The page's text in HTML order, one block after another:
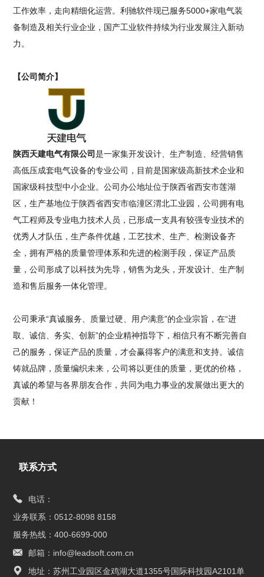
工作效率，走向精细化运营。利驰软件现已服务5000+家电气装
备制造及相关行业企业，国产工业软件持续为行业发展注入新动
力。
【公司简介】
陕西天建电气有限公司是一家集开发设计、生产制造、经营销售
高低压成套电气设备的专业公司，目前是国家级高新技术企业和
国家级科技型中小企业。公司办公地址位于陕西省西安市莲湖
区，生产基地位于陕西省西安市临潼区渭北工业园，公司拥有电
气工程师及专业电力技术人员，已形成一支具有较强专业技术的
优秀人才队伍，生产条件优越，工艺技术、生产、检测设备齐
全，拥有严格的质量管理体系和先进的检测手段，保证产品质
量，公司形成了以科技为先导，销售为龙头，开发设计、生产制
造和售后服务一体化管理。
公司秉承“真诚服务、质量过硬、用户满意”的企业宗旨，在“进
取、诚信、务实、创新”的企业精神指导下，相信只有不断完善自
己的服务，保证产品的质量，才会赢得客户的满意和支持。诚信
铸就品牌，质量编织未来，公司将以更佳的质量，更优的价格，
真诚的希望与各界朋友合作，共同为电力事业的发展做出更大的
贡献！
联系方式
电话：
业务联系：0512-8098 8158
服务热线：400-6699-000
邮箱：info@leadsoft.com.cn
地址：苏州工业园区金鸡湖大道1355号国际科技园A2101单